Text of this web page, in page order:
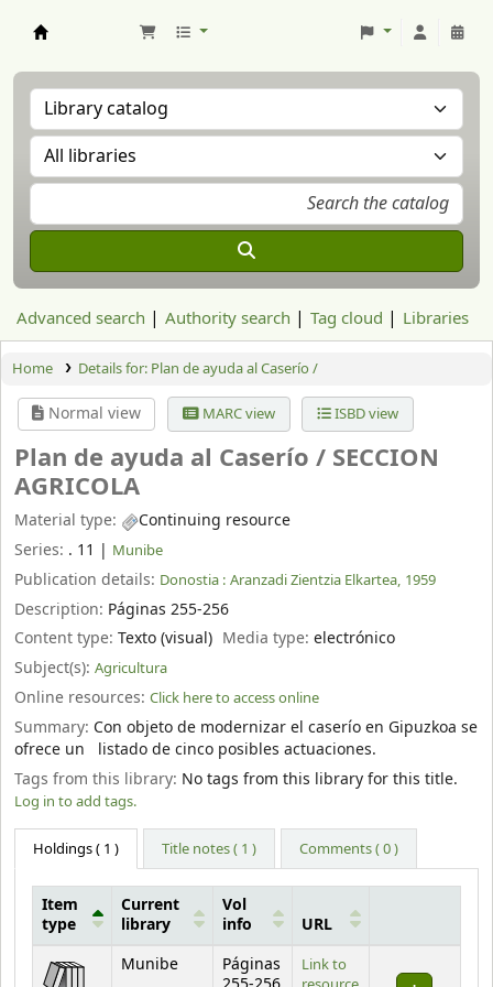
Advanced search Authority search Tag cloud Libraries
Home Details for: Plan de ayuda al Caserío /
Normal view MARC view ISBD view
Plan de ayuda al Caserío / SECCION
AGRICOLA
Material type:
Continuing resource
Series: . 11 | Munibe
Publication details: Donostia : Aranzadi Zientzia Elkartea, 1959
Description: Páginas 255-256
Content type: Texto (visual) Media type:electrónico
Subject(s): Agricultura
Online resources: Click here to access online
Summary: Con objeto de modernizar el caserío en Gipuzkoa se
ofrece un listado de cinco posibles actuaciones.
Tags from this library: No tags from this library for this title.
Log in to add tags.
Holdings( 1 ) Title notes ( 1 ) Comments ( 0 )
Holdings
Item
type
Current
library
Vol
info
URL
Munibe
Páginas
Link to